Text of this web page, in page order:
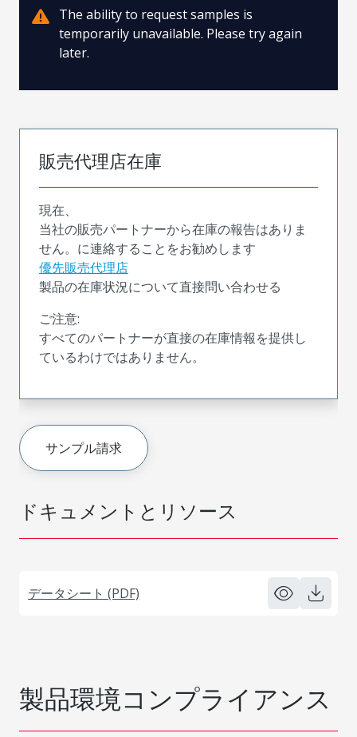
ドキュメントとリソース
データシート (PDF)
The ability to request samples is
temporarily unavailable. Please try again
later.
販売代理店在庫
現在、
当社の販売パートナーから在庫の報告はありま
せん。に連絡することをお勧めします
優先販売代理店
製品の在庫状況について直接問い合わせる
ご注意:
すべてのパートナーが直接の在庫情報を提供し
ているわけではありません。
サンプル請求
製品環境コンプライアンス